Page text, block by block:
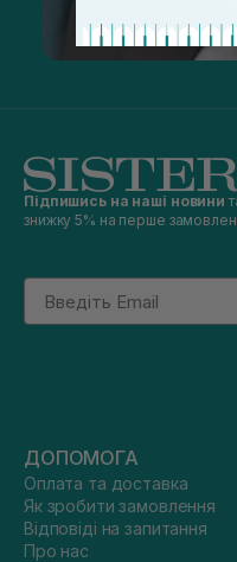
Підпишись на наші новини
знижку 5% на перше
Email
ДОПОМОГА
Оплата та доставка
Як зробити замовлення
Відповіді на запитання
Про нас